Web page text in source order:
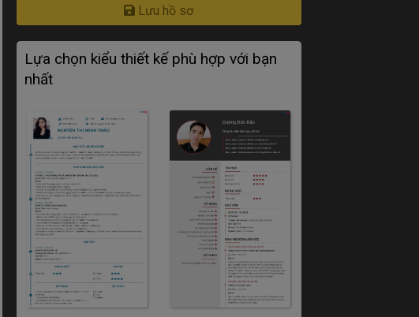
Lưu hồ sơ
Lựa chọn kiểu thiết kế phù hợp với bạn
nhất